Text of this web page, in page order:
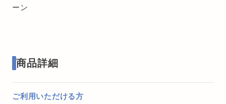
ーン
商品詳細
ご利用いただける方